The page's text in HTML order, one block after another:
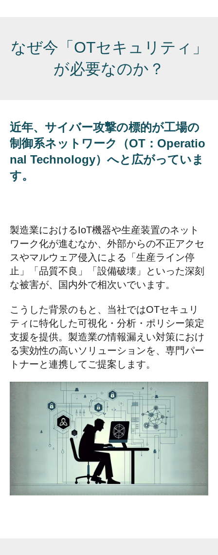
なぜ今「OTセキュリティ」
が必要なのか？
近年、サイバー攻撃の標的が工場の
制御系ネットワーク（OT：Operatio
nal Technology）へと広がっていま
す。
製造業におけるIoT機器や生産装置のネット
ワーク化が進むなか、外部からの不正アクセ
スやマルウェア侵入による「生産ライン停
止」「品質不良」「設備破壊」といった深刻
な被害が、国内外で相次いでいます。
こうした背景のもと、当社ではOTセキュリ
ティに特化した可視化・分析・ポリシー策定
支援を提供。製造業の情報漏えい対策におけ
る実効性の高いソリューションを、専門パー
トナーと連携してご提案します。